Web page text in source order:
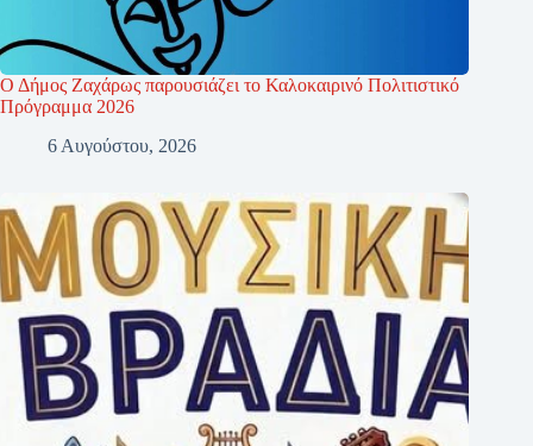
Ο Δήμος Ζαχάρως παρουσιάζει το Καλοκαιρινό Πολιτιστικό
Πρόγραμμα 2026
6 Αυγούστου, 2026